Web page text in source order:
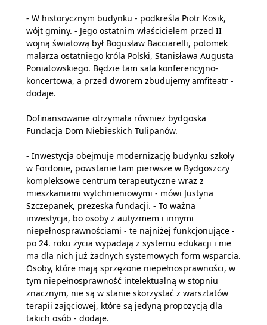
- W historycznym budynku - podkreśla Piotr Kosik,
wójt gminy. - Jego ostatnim właścicielem przed II
wojną światową był Bogusław Bacciarelli, potomek
malarza ostatniego króla Polski, Stanisława Augusta
Poniatowskiego. Będzie tam sala konferencyjno-
koncertowa, a przed dworem zbudujemy amfiteatr -
dodaje.
Dofinansowanie otrzymała również bydgoska
Fundacja Dom Niebieskich Tulipanów.
- Inwestycja obejmuje modernizację budynku szkoły
w Fordonie, powstanie tam pierwsze w Bydgoszczy
kompleksowe centrum terapeutyczne wraz z
mieszkaniami wytchnieniowymi - mówi Justyna
Szczepanek, prezeska fundacji. - To ważna
inwestycja, bo osoby z autyzmem i innymi
niepełnosprawnościami - te najniżej funkcjonujące -
po 24. roku życia wypadają z systemu edukacji i nie
ma dla nich już żadnych systemowych form wsparcia.
Osoby, które mają sprzężone niepełnosprawności, w
tym niepełnosprawność intelektualną w stopniu
znacznym, nie są w stanie skorzystać z warsztatów
terapii zajęciowej, które są jedyną propozycją dla
takich osób - dodaje.